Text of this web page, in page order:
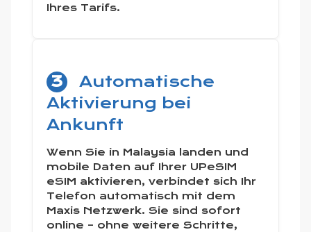
Ihres Tarifs.
3
Automatische
Aktivierung bei
Ankunft
Wenn Sie in Malaysia landen und
mobile Daten auf Ihrer UPeSIM
eSIM aktivieren, verbindet sich Ihr
Telefon automatisch mit dem
Maxis Netzwerk. Sie sind sofort
online – ohne weitere Schritte,